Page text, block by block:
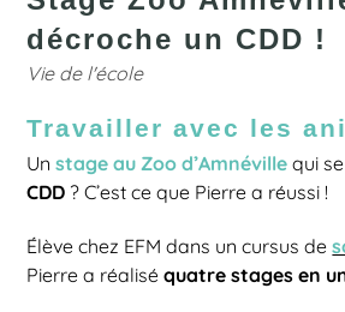
décroche un CDD !
Vie de l'école
Travailler avec les
Unstage au Zoo d’Amnévillequi
CDD ? C’est ce que Pierre a réussi !
Élève chez EFM dans un cursus de
Pierre a réaliséquatre stages en